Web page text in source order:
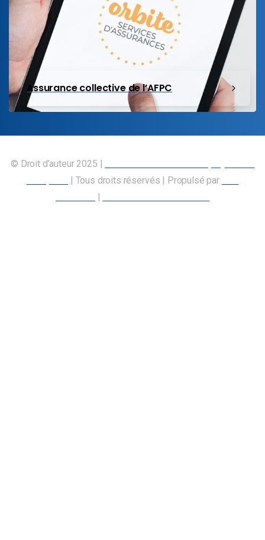
Assurance collective de l’AFPC
© Droit d’auteur 2025 |
| Tous droits réservés | Propulsé par